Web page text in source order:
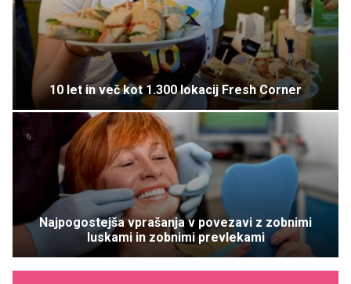
10 let in več kot 1.300 lokacij Fresh Corner
Najpogostejša vprašanja v povezavi z zobnimi
luskami in zobnimi prevlekami